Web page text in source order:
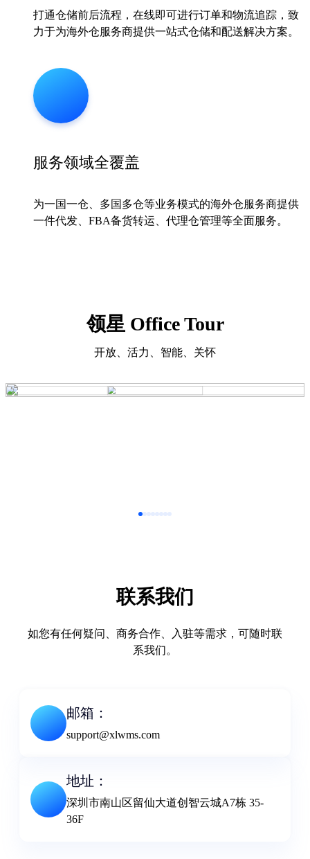
打通仓储前后流程，在线即可进行订单和物流追踪，致
力于为海外仓服务商提供一站式仓储和配送解决方案。
服务领域全覆盖
为一国一仓、多国多仓等业务模式的海外仓服务商提供
一件代发、FBA备货转运、代理仓管理等全面服务。
领星 Office Tour
开放、活力、智能、关怀
联系我们
如您有任何疑问、商务合作、入驻等需求，可随时联
系我们。
邮箱：
support@xlwms.com
地址：
深圳市南⼭区留仙⼤道创智云城A7栋 35-
36F